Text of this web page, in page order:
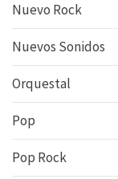
Nuevo Rock
Nuevos Sonidos
Orquestal
Pop
Pop Rock